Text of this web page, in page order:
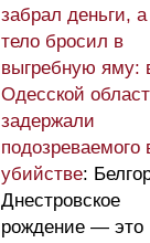
забрал деньги, а
тело бросил в
выгребную яму:
Одесской
задержали
подозреваемого
убийстве:
Днестровское
рождение — это